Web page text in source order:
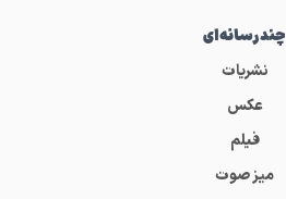
چندرسانه‌ای
نشریات
عکس
فیلم
میز صوت